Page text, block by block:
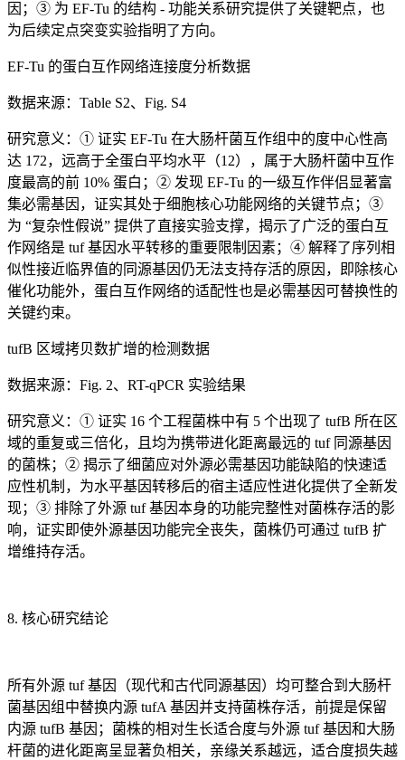
因；③ 为 EF-Tu 的结构 - 功能关系研究提供了关键靶点，也
为后续定点突变实验指明了方向。
EF-Tu 的蛋白互作网络连接度分析数据
数据来源：Table S2、Fig. S4
研究意义：① 证实 EF-Tu 在大肠杆菌互作组中的度中心性高
达 172，远高于全蛋白平均水平（12），属于大肠杆菌中互作
度最高的前 10% 蛋白；② 发现 EF-Tu 的一级互作伴侣显著富
集必需基因，证实其处于细胞核心功能网络的关键节点；③
为 “复杂性假说” 提供了直接实验支撑，揭示了广泛的蛋白互
作网络是 tuf 基因水平转移的重要限制因素；④ 解释了序列相
似性接近临界值的同源基因仍无法支持存活的原因，即除核心
催化功能外，蛋白互作网络的适配性也是必需基因可替换性的
关键约束。
tufB 区域拷贝数扩增的检测数据
数据来源：Fig. 2、RT-qPCR 实验结果
研究意义：① 证实 16 个工程菌株中有 5 个出现了 tufB 所在区
域的重复或三倍化，且均为携带进化距离最远的 tuf 同源基因
的菌株；② 揭示了细菌应对外源必需基因功能缺陷的快速适
应性机制，为水平基因转移后的宿主适应性进化提供了全新发
现；③ 排除了外源 tuf 基因本身的功能完整性对菌株存活的影
响，证实即使外源基因功能完全丧失，菌株仍可通过 tufB 扩
增维持存活。
8. 核心研究结论
所有外源 tuf 基因（现代和古代同源基因）均可整合到大肠杆
菌基因组中替换内源 tufA 基因并支持菌株存活，前提是保留
内源 tufB 基因；菌株的相对生长适合度与外源 tuf 基因和大肠
杆菌的进化距离呈显著负相关，亲缘关系越远，适合度损失越